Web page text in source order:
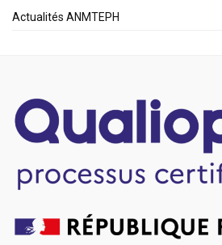
Actualités ANMTEPH